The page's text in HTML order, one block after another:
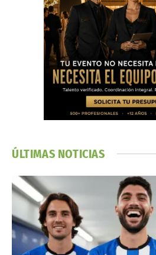
ÚLTIMAS NOTICIAS